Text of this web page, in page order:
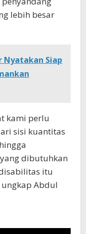
lebih besar
Nyatakan Siap
kami perlu
sisi kuantitas
dibutuhkan
itu
ungkap Abdul